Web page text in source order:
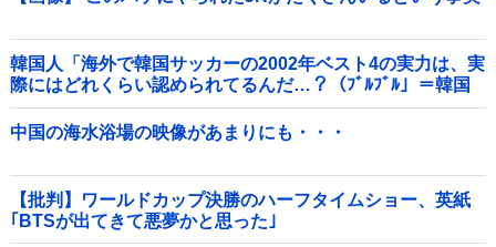
韓国人「海外で韓国サッカーの2002年ベスト4の実力は、実
際にはどれくらい認められてるんだ…？（ﾌﾞﾙﾌﾞﾙ」＝韓国
の反応
中国の海水浴場の映像があまりにも・・・
【批判】ワールドカップ決勝のハーフタイムショー、英紙
｢BTSが出てきて悪夢かと思った｣